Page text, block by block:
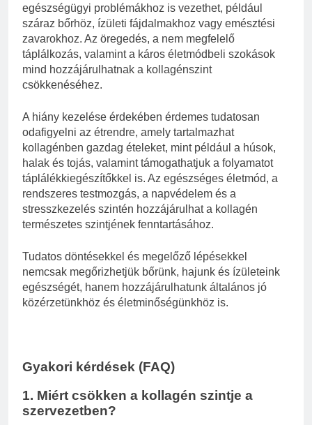
egészségügyi problémákhoz is vezethet, például
száraz bőrhöz, ízületi fájdalmakhoz vagy emésztési
zavarokhoz. Az öregedés, a nem megfelelő
táplálkozás, valamint a káros életmódbeli szokások
mind hozzájárulhatnak a kollagénszint
csökkenéséhez.
A hiány kezelése érdekében érdemes tudatosan
odafigyelni az étrendre, amely tartalmazhat
kollagénben gazdag ételeket, mint például a húsok,
halak és tojás, valamint támogathatjuk a folyamatot
táplálékkiegészítőkkel is. Az egészséges életmód, a
rendszeres testmozgás, a napvédelem és a
stresszkezelés szintén hozzájárulhat a kollagén
természetes szintjének fenntartásához.
Tudatos döntésekkel és megelőző lépésekkel
nemcsak megőrizhetjük bőrünk, hajunk és ízületeink
egészségét, hanem hozzájárulhatunk általános jó
közérzetünkhöz és életminőségünkhöz is.
Gyakori kérdések (FAQ)
1. Miért csökken a kollagén szintje a
szervezetben?